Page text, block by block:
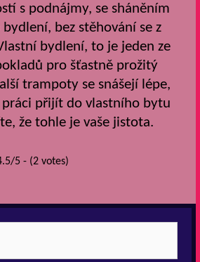
s podnájmy, se sháněním
bez stěhování se z
bydlení, to je jeden ze
pro šťastně prožitý
trampoty se snášejí lépe,
práci přijít do vlastního bytu
že tohle je vaše jistota.
5 - (2 votes)